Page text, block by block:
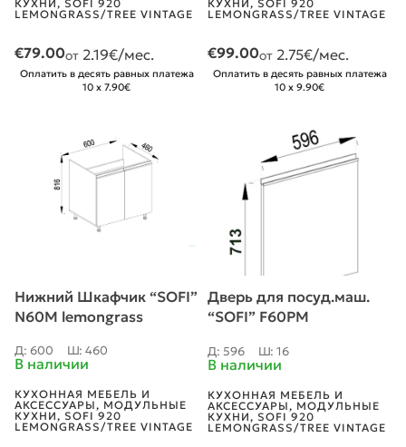
КУХНИ , SOFI 920
LEMONGRASS/TREE VINTAGE
€79.00от 2.19€/мес.
Оплатить в десять равных платежа
10 x 7.90€
КУХНИ , SOFI 920
LEMONGRASS/TREE VINTAGE
€99.00от 2.75€/мес.
Оплатить в десять равных платежа
10 x 9.90€
Нижний Шкафчик “SOFI”
N60M lemongrass
Д: 600 Ш: 460
В наличии
КУХОННАЯ МЕБЕЛЬ И
АКСЕССУАРЫ, МОДУЛЬНЫЕ
КУХНИ, SOFI 920
LEMONGRASS/TREE VINTAGE
Дверь для посуд.маш.
“SOFI” F60PM
Д: 596 Ш: 16
В наличии
КУХОННАЯ МЕБЕЛЬ И
АКСЕССУАРЫ, МОДУЛЬНЫЕ
КУХНИ, SOFI 920
LEMONGRASS/TREE VINTAGE